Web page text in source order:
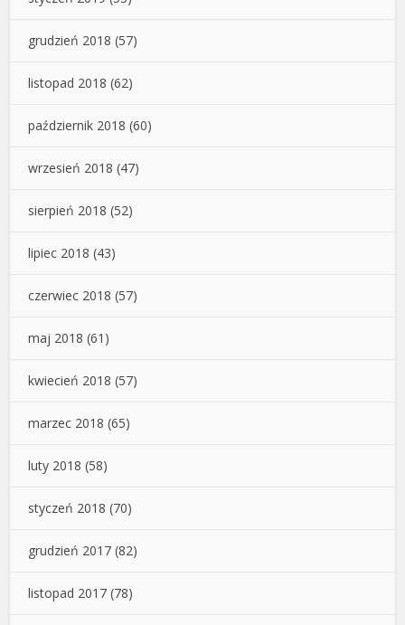
grudzień 2018 (57)
listopad 2018 (62)
październik 2018 (60)
wrzesień 2018 (47)
sierpień 2018 (52)
lipiec 2018 (43)
czerwiec 2018 (57)
maj 2018 (61)
kwiecień 2018 (57)
marzec 2018 (65)
luty 2018 (58)
styczeń 2018 (70)
grudzień 2017 (82)
listopad 2017 (78)